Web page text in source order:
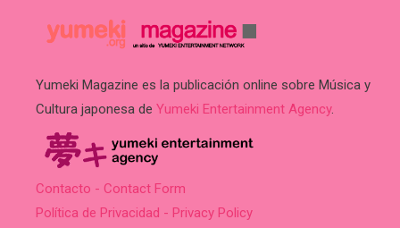
Yumeki Magazine es la publicación online sobre Música y
Cultura japonesa de Yumeki Entertainment Agency.
Contacto - Contact Form
Política de Privacidad - Privacy Policy